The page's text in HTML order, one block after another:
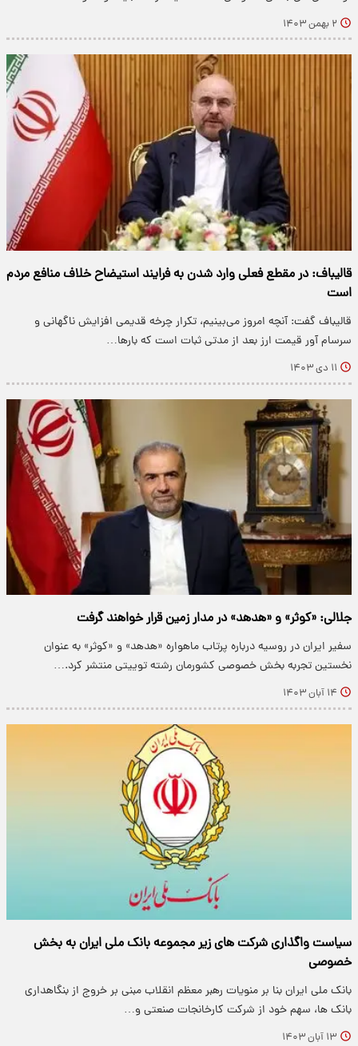
۲ بهمن ۱۴۰۳
قالیباف: در مقطع فعلی وارد شدن به فرایند استیضاح خلاف منافع مردم
است
قالیباف گفت: آنچه امروز می‌بینیم، تکرار چرخه قدیمی افزایش ناگهانی‌ و
سرسام آور قیمت ارز بعد از مدتی ثبات است که بارها…
۱۱ دی ۱۴۰۳
جلالی: «کوثر» و «هدهد» در مدار زمین قرار خواهند گرفت
سفیر ایران در روسیه درباره پرتاب ماهواره «هدهد» و «کوثر» به عنوان
نخستین تجربه بخش خصوصی کشورمان رشته توییتی منتشر کرد.…
۱۴ آبان ۱۴۰۳
سیاست واگذاری شرکت های زیر مجموعه بانک ملی ایران به بخش
خصوصی
بانک ملی ایران بنا بر منویات رهبر معظم انقلاب مبنی بر خروج از بنگاهداری
بانک ها، سهم خود از شرکت کارخانجات صنعتی و…
۱۳ آبان ۱۴۰۳